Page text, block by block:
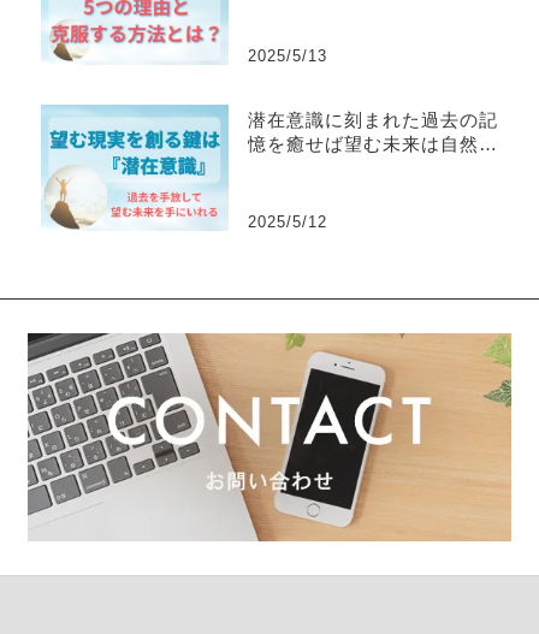
2025/5/13
潜在意識に刻まれた過去の記
憶を癒せば望む未来は自然に
2025/5/12